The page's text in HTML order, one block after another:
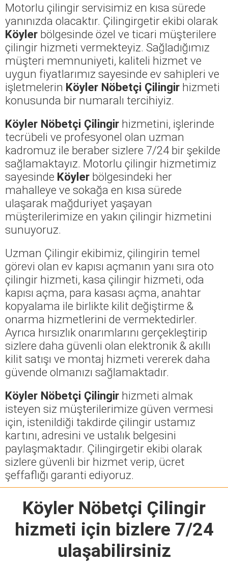
Motorlu çilingir servisimiz en kısa sürede
yanınızda olacaktır. Çilingirgetir ekibi olarak
Köyler bölgesinde özel ve ticari müşterilere
çilingir hizmeti vermekteyiz. Sağladığımız
müşteri memnuniyeti, kaliteli hizmet ve
uygun fiyatlarımız sayesinde ev sahipleri ve
işletmelerin Köyler Nöbetçi Çilingir hizmeti
konusunda bir numaralı tercihiyiz.
Köyler Nöbetçi Çilingir hizmetini, işlerinde
tecrübeli ve profesyonel olan uzman
kadromuz ile beraber sizlere 7/24 bir şekilde
sağlamaktayız. Motorlu çilingir hizmetimiz
sayesinde Köyler bölgesindeki her
mahalleye ve sokağa en kısa sürede
ulaşarak mağduriyet yaşayan
müşterilerimize en yakın çilingir hizmetini
sunuyoruz.
Uzman Çilingir ekibimiz, çilingirin temel
görevi olan ev kapısı açmanın yanı sıra oto
çilingir hizmeti, kasa çilingir hizmeti, oda
kapısı açma, para kasası açma, anahtar
kopyalama ile birlikte kilit değiştirme &
onarma hizmetlerini de vermektedirler.
Ayrıca hırsızlık onarımlarını gerçekleştirip
sizlere daha güvenli olan elektronik & akıllı
kilit satışı ve montaj hizmeti vererek daha
güvende olmanızı sağlamaktadır.
Köyler Nöbetçi Çilingir hizmeti almak
isteyen siz müşterilerimize güven vermesi
için, istenildiği takdirde çilingir ustamız
kartını, adresini ve ustalık belgesini
paylaşmaktadır. Çilingirgetir ekibi olarak
sizlere güvenli bir hizmet verip, ücret
şeffaflığı garanti ediyoruz.
Köyler Nöbetçi Çilingir
hizmeti için bizlere 7/24
ulaşabilirsiniz